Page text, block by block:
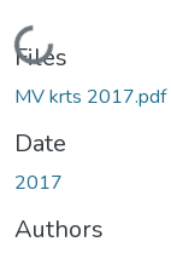
Loading...
Files
MV krts 2017.pdf
Date
2017
Authors